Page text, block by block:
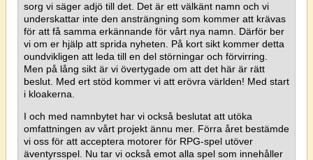
sorg vi säger adjö till det. Det är ett välkänt namn och vi
underskattar inte den ansträngning som kommer att krävas
för att få samma erkännande för vårt nya namn. Därför ber
vi om er hjälp att sprida nyheten. På kort sikt kommer detta
oundvikligen att leda till en del störningar och förvirring.
Men på lång sikt är vi övertygade om att det här är rätt
beslut. Med ert stöd kommer vi att erövra världen! Med start
i kloakerna.
I och med namnbytet har vi också beslutat att utöka
omfattningen av vårt projekt ännu mer. Förra året bestämde
vi oss för att acceptera motorer för RPG-spel utöver
äventyrsspel. Nu tar vi också emot alla spel som innehåller